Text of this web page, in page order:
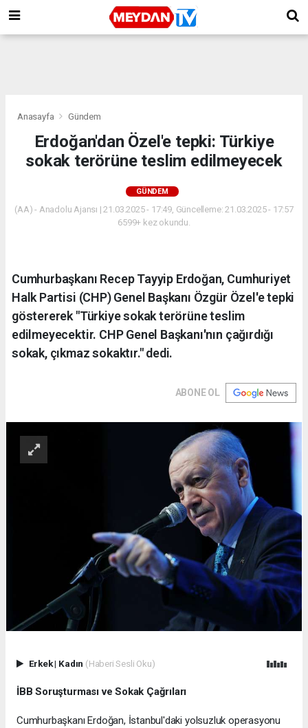
Anasayfa Gündem
Erdoğan'dan Özel'e tepki: Türkiye
sokak terörüne teslim edilmeyecek
GÜNDEM
(AA) - Anadolu Ajansı | 21.03.2025 - 17:49, Güncelleme: 21.03.2025 - 17:57
6599+ kez okundu.
Cumhurbaşkanı Recep Tayyip Erdoğan, Cumhuriyet
Halk Partisi (CHP) Genel Başkanı Özgür Özel'e tepki
göstererek "Türkiye sokak terörüne teslim
edilmeyecektir. CHP Genel Başkanı'nın çağırdığı
sokak, çıkmaz sokaktır." dedi.
ABONE OL
Erkek| Kadın (Haberi Sesli Oku)
İBB Soruşturması ve Sokak Çağrıları
Cumhurbaşkanı Erdoğan, İstanbul'daki yolsuzluk operasyonu